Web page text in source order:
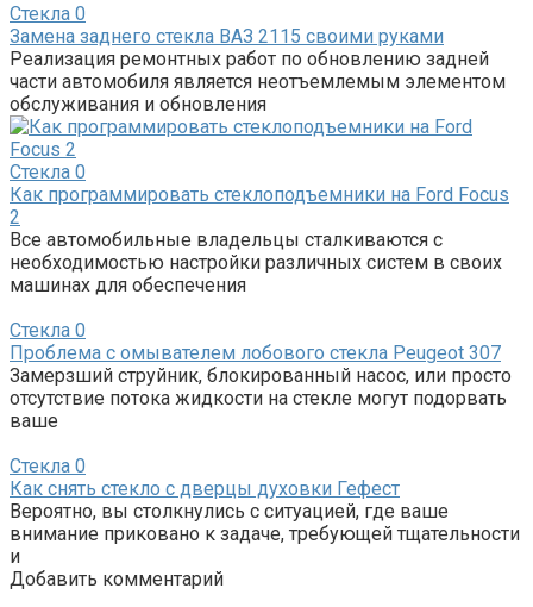
Стекла 0
Замена заднего стекла ВАЗ 2115 своими руками
Реализация ремонтных работ по обновлению задней
части автомобиля является неотъемлемым элементом
обслуживания и обновления
Стекла 0
Как программировать стеклоподъемники на Ford Focus
2
Все автомобильные владельцы сталкиваются с
необходимостью настройки различных систем в своих
машинах для обеспечения
Стекла 0
Проблема с омывателем лобового стекла Peugeot 307
Замерзший струйник, блокированный насос, или просто
отсутствие потока жидкости на стекле могут подорвать
ваше
Стекла 0
Как снять стекло с дверцы духовки Гефест
Вероятно, вы столкнулись с ситуацией, где ваше
внимание приковано к задаче, требующей тщательности
и
Добавить комментарий